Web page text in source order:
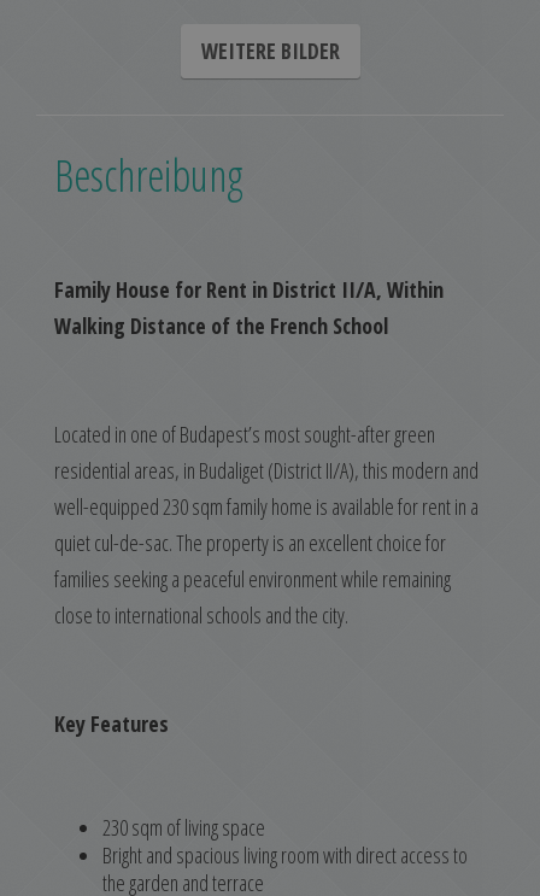
WEITERE BILDER
Beschreibung
Family House for Rent in District II/A, Within
Walking Distance of the French School
Located in one of Budapest’s most sought-after green
residential areas, in Budaliget (District II/A), this modern and
well-equipped 230 sqm family home is available for rent in a
quiet cul-de-sac. The property is an excellent choice for
families seeking a peaceful environment while remaining
close to international schools and the city.
Key Features
230 sqm of living space
Bright and spacious living room with direct access to
the garden and terrace